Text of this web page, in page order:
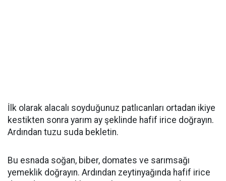
İlk olarak alacalı soyduğunuz patlıcanları ortadan ikiye
kestikten sonra yarım ay şeklinde hafif irice doğrayın.
Ardından tuzu suda bekletin.
Bu esnada soğan, biber, domates ve sarımsağı
yemeklik doğrayın. Ardından zeytinyağında hafif irice